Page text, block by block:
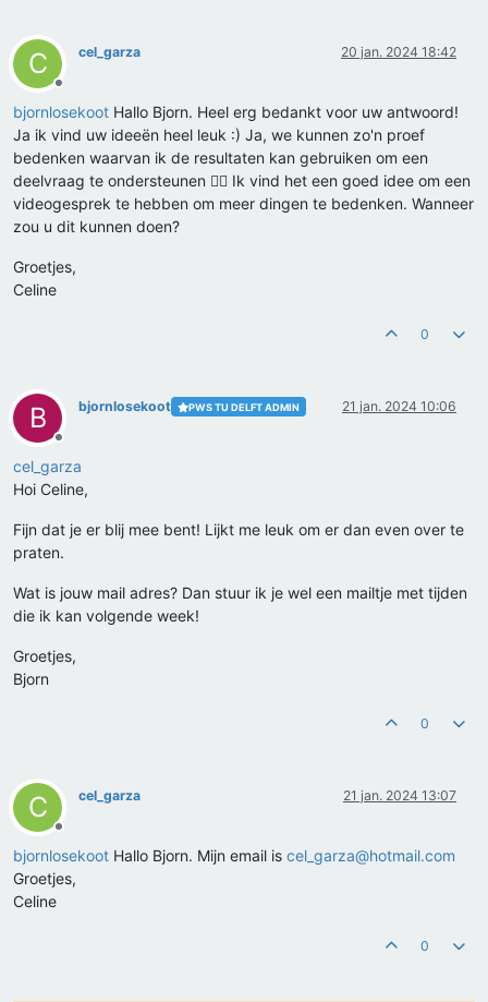
C
Offline
cel_garza 20 jan. 2024 18:42
bjornlosekoot Hallo Bjorn. Heel erg bedankt voor uw antwoord!
Ja ik vind uw ideeën heel leuk :) Ja, we kunnen zo'n proef
bedenken waarvan ik de resultaten kan gebruiken om een
deelvraag te ondersteunen 👍🏻 Ik vind het een goed idee om een
videogesprek te hebben om meer dingen te bedenken. Wanneer
zou u dit kunnen doen?
Groetjes,
Celine
0
B
Offline
bjornlosekoot PWS TU DELFT ADMIN 21 jan. 2024 10:06
cel_garza
Hoi Celine,
Fijn dat je er blij mee bent! Lijkt me leuk om er dan even over te
praten.
Wat is jouw mail adres? Dan stuur ik je wel een mailtje met tijden
die ik kan volgende week!
Groetjes,
Bjorn
0
C
Offline
cel_garza 21 jan. 2024 13:07
bjornlosekoot Hallo Bjorn. Mijn email is cel_garza@hotmail.com
Groetjes,
Celine
0